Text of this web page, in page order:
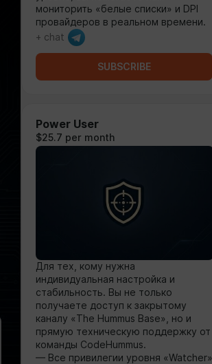
мониторить «белые списки» и DPI
провайдеров в реальном времени.
+ chat
SUBSCRIBE
Power User
$25.7 per month
Для тех, кому нужна
индивидуальная настройка и
стабильность. Вы не только
получаете доступ к закрытому
каналу «The Hummus Base», но и
прямую техническую поддержку от
команды CodeHummus.
— Все привилегии уровня «Watcher»